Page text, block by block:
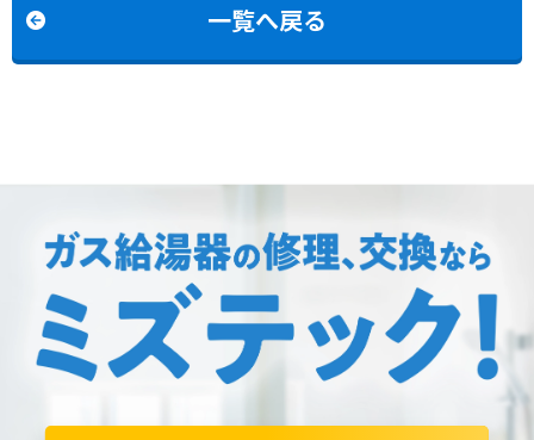
一覧へ戻る